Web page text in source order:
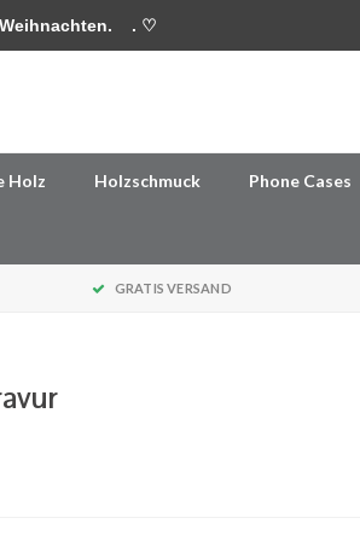
Holz Holzschmuck Phone Cases
GRATIS VERSAND
. ♡